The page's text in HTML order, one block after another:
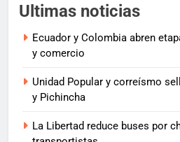
Ultimas noticias
Ecuador y Colombia abren
y comercio
Unidad Popular y correísmo
y Pichincha
La Libertad reduce buses por